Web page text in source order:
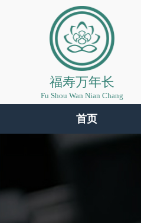
福寿万年长
Fu Shou Wan Nian Chang
首页